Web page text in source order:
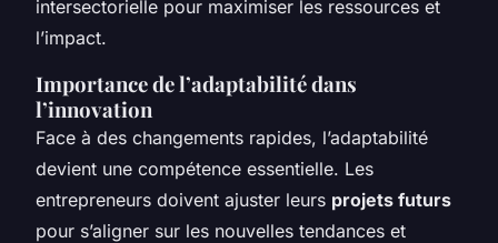
intersectorielle pour maximiser les ressources et
l’impact.
Importance de l’adaptabilité dans
l’innovation
Face à des changements rapides, l’adaptabilité
devient une compétence essentielle. Les
entrepreneurs doivent ajuster leurs projets futurs
pour s’aligner sur les nouvelles tendances et